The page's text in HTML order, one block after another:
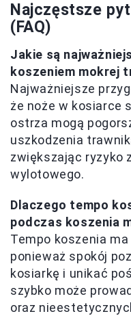
Najczęstsze
(FAQ)
Jakie są
koszeniem mokrej
Najważniejsze
że noże w kosiarce
ostrza mogą
uszkodzenia
zwiększając ryzyko
wylotowego.
Dlaczego tempo
podczas koszenia
Tempo koszenia
ponieważ spokój
kosiarkę i unikać
szybko może
oraz